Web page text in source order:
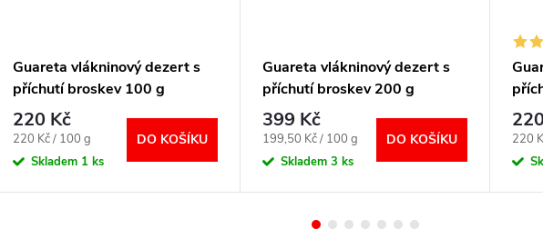
Guareta vlákninový dezert s
příchutí broskev 100 g
220 Kč
Měrná
cena:
220 Kč / 100 g
Skladem 1 ks
DO KOŠÍKU
Guareta vlákninový dezert s
příchutí broskev 200 g
399 Kč
Měrná
cena:
199,50 Kč / 100 g
Skladem 3 ks
DO KOŠÍKU
cena:
220